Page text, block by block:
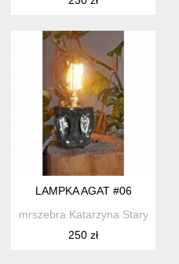
LAMPKA AGAT #06
mrszebra Katarzyna Staryk
250 zł